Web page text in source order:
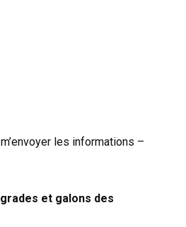
les informations –
et galons des